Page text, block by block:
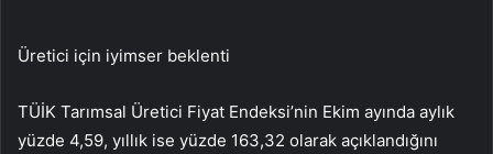
Üretici için iyimser beklenti
TÜİK Tarımsal Üretici Fiyat Endeksi’nin Ekim ayında aylık
yüzde 4,59, yıllık ise yüzde 163,32 olarak açıklandığını